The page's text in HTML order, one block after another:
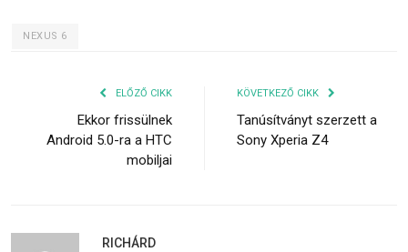
NEXUS 6
ELŐZŐ CIKK
Ekkor frissülnek
Android 5.0-ra a HTC
mobiljai
KÖVETKEZŐ CIKK
Tanúsítványt szerzett a
Sony Xperia Z4
RICHÁRD